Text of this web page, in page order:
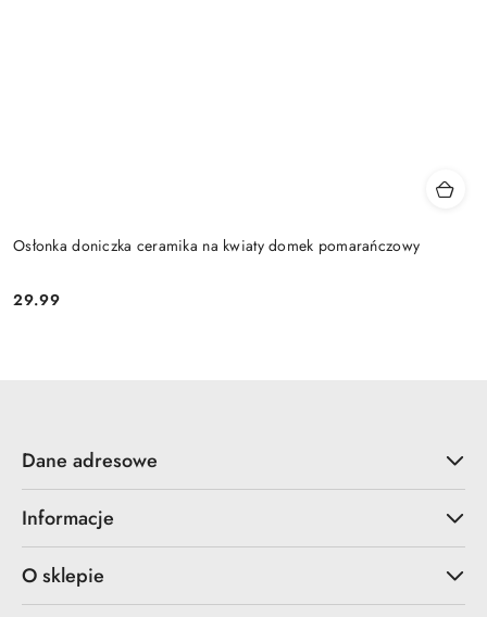
Osłonka doniczka ceramika na kwiaty domek pomarańczowy
Cena:
29.99
Dane adresowe
Informacje
O sklepie